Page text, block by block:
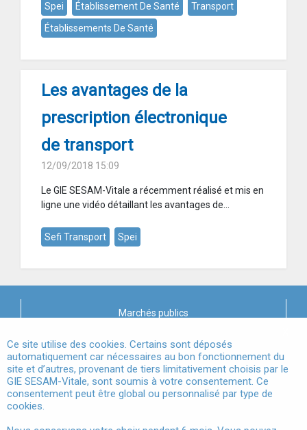
Spei Établissement De Santé
Transport
Établissements De Santé
Les avantages de la
prescription électronique
de transport
12/09/2018 15:09
Le GIE SESAM-Vitale a récemment réalisé et mis en
ligne une vidéo détaillant les avantages de...
Sefi Transport Spei
Marchés publics
Mentions légales
Conditions Générales d'Utilisation
Données à Caractère Personnel
Accessibilité
Ce site utilise des cookies. Certains sont déposés
automatiquement car nécessaires au bon fonctionnement du
site et d’autres, provenant de tiers limitativement choisis par le
GIE SESAM-Vitale, sont soumis à votre consentement. Ce
consentement peut être global ou personnalisé par type de
cookies.